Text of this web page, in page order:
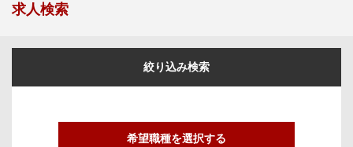
求人検索
絞り込み検索
希望職種を選択する